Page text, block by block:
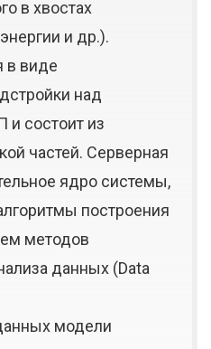
в хвостах
и др.).
в виде
над
состоит из
частей. Серверная
ядро системы,
построения
методов
данных (Data
модели